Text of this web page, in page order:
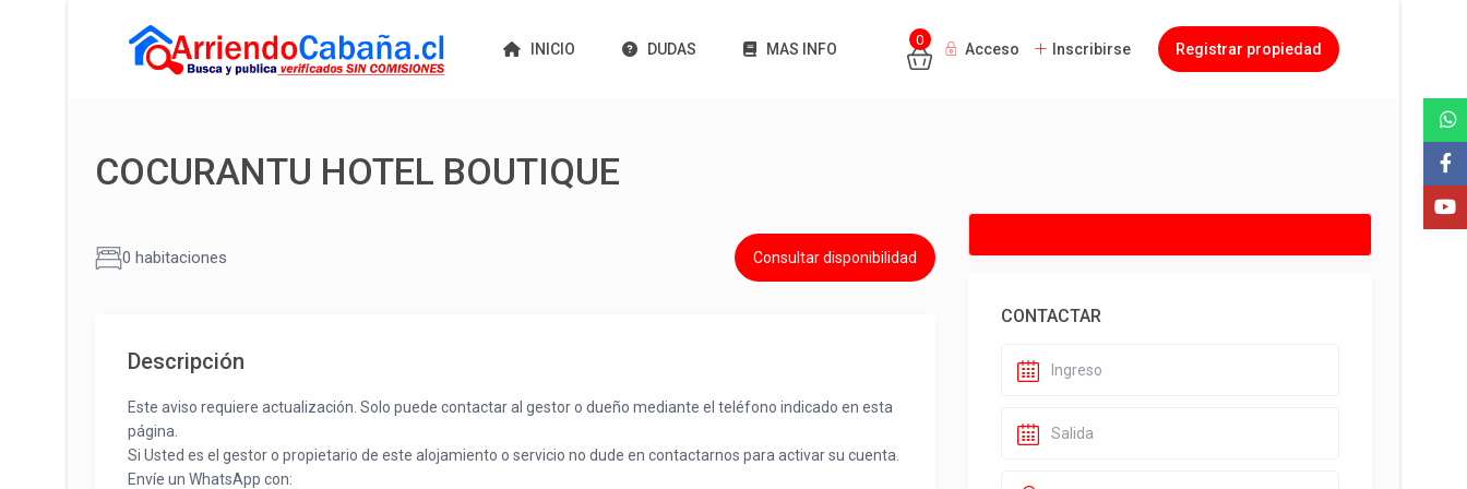
INICIO DUDAS MAS INFO
0
Acceso Inscribirse Registrar propiedad
COCURANTU HOTEL BOUTIQUE
0 habitaciones Consultar disponibilidad
Descripción
Este aviso requiere actualización. Solo puede contactar al gestor o dueño mediante el teléfono indicado en esta
página.
Si Usted es el gestor o propietario de este alojamiento o servicio no dude en contactarnos para activar su cuenta.
Envíe un WhatsApp con:
CONTACTAR